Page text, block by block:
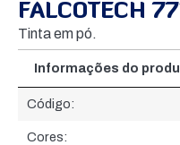
FALCOTECH
Tinta em pó.
Informações do
Informações do
Código:
Cores: